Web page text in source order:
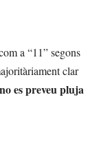
a “11” segons
clar
no es preveu pluja